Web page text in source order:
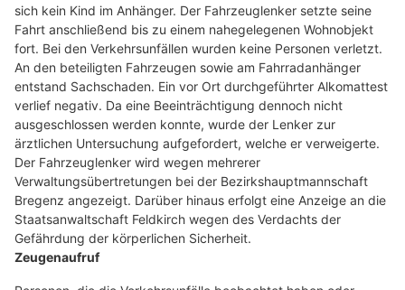
sich kein Kind im Anhänger. Der Fahrzeuglenker setzte seine
Fahrt anschließend bis zu einem nahegelegenen Wohnobjekt
fort. Bei den Verkehrsunfällen wurden keine Personen verletzt.
An den beteiligten Fahrzeugen sowie am Fahrradanhänger
entstand Sachschaden. Ein vor Ort durchgeführter Alkomattest
verlief negativ. Da eine Beeinträchtigung dennoch nicht
ausgeschlossen werden konnte, wurde der Lenker zur
ärztlichen Untersuchung aufgefordert, welche er verweigerte.
Der Fahrzeuglenker wird wegen mehrerer
Verwaltungsübertretungen bei der Bezirkshauptmannschaft
Bregenz angezeigt. Darüber hinaus erfolgt eine Anzeige an die
Staatsanwaltschaft Feldkirch wegen des Verdachts der
Gefährdung der körperlichen Sicherheit.
Zeugenaufruf